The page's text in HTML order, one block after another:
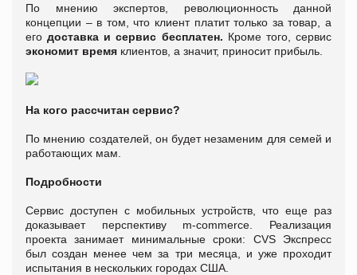
По мнению экспертов, революционность данной
концепции – в том, что клиент платит только за товар, а
егодоставка и сервис бесплатен. Кроме того, сервис
экономит время клиентов, а значит, приносит прибыль.
На кого рассчитан сервис?
По мнению создателей, он будет незаменим для семей и
работающих мам.
Подробности
Сервис доступен с мобильных устройств, что еще раз
доказывает перспективу m-commerce. Реализация
проекта занимает минимальные сроки: CVS Экспресс
был создан менее чем за три месяца, и уже проходит
испытания в нескольких городах США.